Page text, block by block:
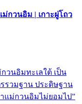
กวนอิม | เกาะผู่โถว
วนอิมทะเลใต้ เป็น
รวมฐาน ประดิษฐาน
แม่กวนอิมไม่ยอมไป”